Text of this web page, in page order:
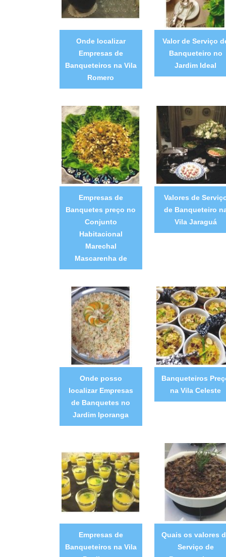
Onde localizar
Empresas de
Banqueteiros na Vila
Romero
Valor de Serviço
Banqueteiro no
Jardim Ideal
Empresas de
Banquetes preço no
Conjunto
Habitacional
Marechal
Mascarenha de
Valores de
de Banqueteiro
Vila Jaraguá
Onde posso
localizar Empresas
de Banquetes no
Jardim Iporanga
Banqueteiros
na Vila Celeste
Empresas de
Banqueteiros na Vila
Quais os valores
Serviço de